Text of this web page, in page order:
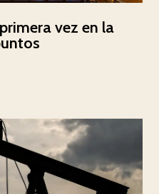
vez en la